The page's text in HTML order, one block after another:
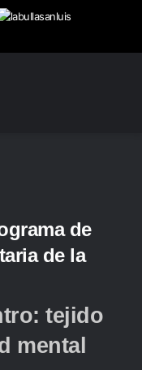
de
de la
tejido
mental